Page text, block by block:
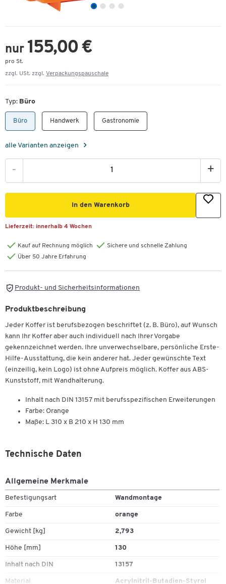
nur 155,00 €
pro St.
zzgl. USt. zzgl. Verpackungspauschale
Typ: Büro
Büro Handwerk Gastronomie
alle Varianten anzeigen
- +
In den Warenkorb
Lieferzeit: innerhalb 4 Wochen
Kauf auf Rechnung möglich
Sichere und schnelle Zahlung
Über 50 Jahre Erfahrung
Produkt- und Sicherheitsinformationen
Produktbeschreibung
Jeder Koffer ist berufsbezogen beschriftet (z. B. Büro), auf Wunsch
kann Ihr Koffer aber auch individuell nach Ihrer Vorgabe
gekennzeichnet werden. Ihre unverwechselbare, persönliche Erste-
Hilfe-Ausstattung, die kein anderer hat. Jeder gewünschte Text
(einzeilig, kein Logo) ist ohne Aufpreis möglich. Koffer aus ABS-
Kunststoff, mit Wandhalterung.
Inhalt nach DIN 13157 mit berufsspezifischen Erweiterungen
Farbe: Orange
Maße: L 310 x B 210 x H 130 mm
Technische Daten
Allgemeine Merkmale
Befestigungsart Wandmontage
Farbe orange
Gewicht [kg] 2,793
Höhe [mm] 130
Inhalt nach DIN 13157
Material Acrylnitril-Butadien-Styrol